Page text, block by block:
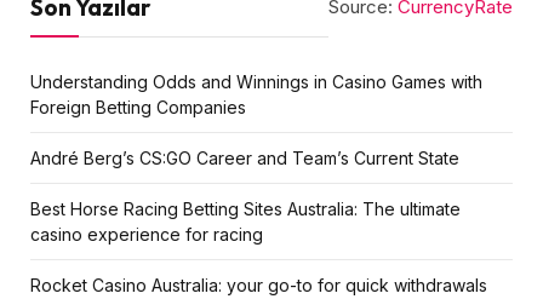
Source: CurrencyRate
Son Yazılar
Understanding Odds and Winnings in Casino Games with
Foreign Betting Companies
André Berg’s CS:GO Career and Team’s Current State
Best Horse Racing Betting Sites Australia: The ultimate
casino experience for racing
Rocket Casino Australia: your go-to for quick withdrawals